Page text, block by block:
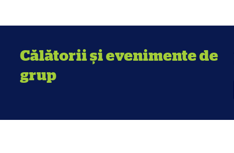
Călătorii și evenimente de
grup